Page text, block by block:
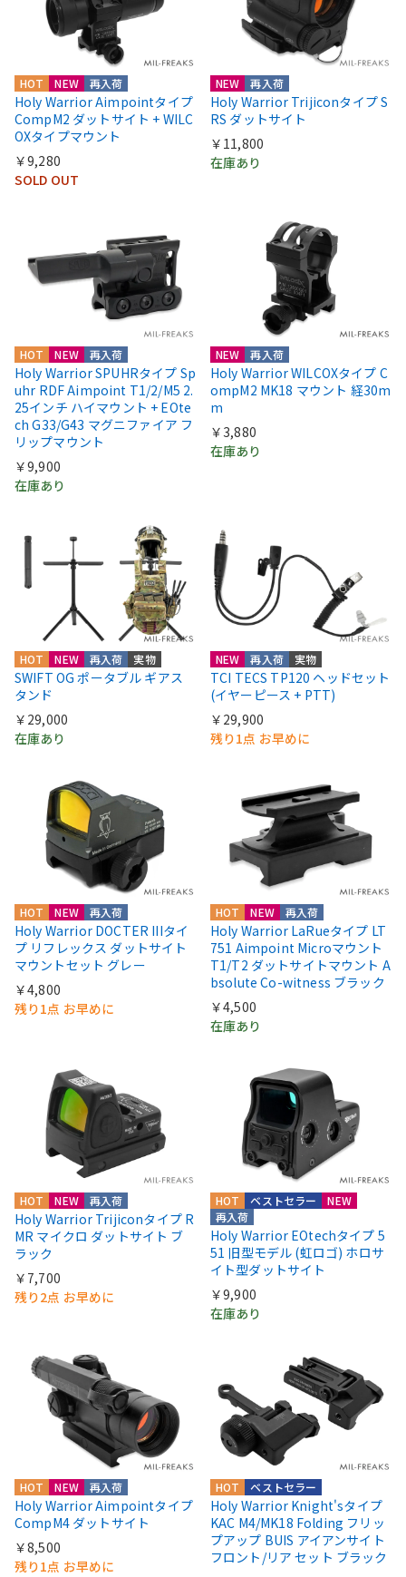
HOT NEW 再入荷
Holy Warrior Aimpointタイプ
CompM2 ダットサイト + WILC
OXタイプマウント
￥9,280
SOLD OUT
NEW 再入荷
Holy Warrior Trijiconタイプ S
RS ダットサイト
￥11,800
在庫あり
HOT NEW 再入荷
Holy Warrior SPUHRタイプ Sp
uhr RDF Aimpoint T1/2/M5 2.
25インチ ハイマウント + EOte
ch G33/G43 マグニファイア フ
リップマウント
￥9,900
在庫あり
NEW 再入荷
Holy Warrior WILCOXタイプ C
ompM2 MK18 マウント 経30m
m
￥3,880
在庫あり
HOT NEW 再入荷 実物
SWIFT OG ポータブル ギアス
タンド
￥29,000
在庫あり
NEW 再入荷 実物
TCI TECS TP120 ヘッドセット
(イヤーピース + PTT)
￥29,900
残り1点 お早めに
HOT NEW 再入荷
Holy Warrior DOCTER IIIタイ
プ リフレックス ダットサイト
マウントセット グレー
￥4,800
残り1点 お早めに
HOT NEW 再入荷
Holy Warrior LaRueタイプ LT
751 Aimpoint Microマウント
T1/T2 ダットサイトマウント A
bsolute Co-witness ブラック
￥4,500
在庫あり
HOT NEW 再入荷
Holy Warrior Trijiconタイプ R
MR マイクロ ダットサイト ブ
ラック
￥7,700
残り2点 お早めに
HOT
NEW
再入荷
ベストセラー
Holy Warrior EOtechタイプ 5
51 旧型モデル (虹ロゴ) ホロサ
イト型ダットサイト
￥9,900
在庫あり
HOT NEW 再入荷
Holy Warrior Aimpointタイプ
CompM4 ダットサイト
￥8,500
残り1点 お早めに
HOT ベストセラー
Holy Warrior Knight'sタイプ
KAC M4/MK18 Folding フリッ
プアップ BUIS アイアンサイト
フロント/リア セット ブラック